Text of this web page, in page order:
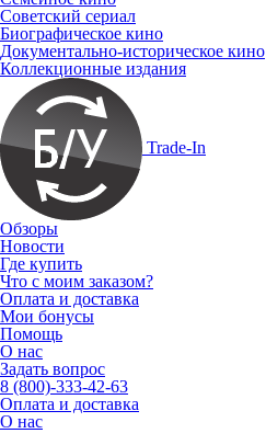
Советский сериал
Биографическое кино
Документально-историческое кино
Коллекционные издания
Trade-In
Обзоры
Новости
Где купить
Что с моим заказом?
Оплата и доставка
Мои бонусы
Помощь
О нас
Задать вопрос
8 (800)-333-42-63
Оплата и доставка
О нас